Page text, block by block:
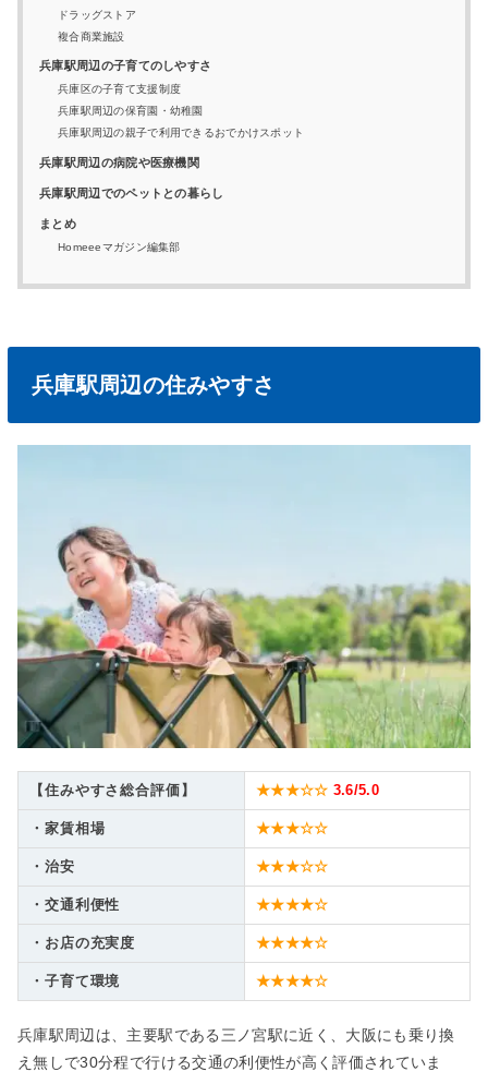
ドラッグストア
複合商業施設
兵庫駅周辺の子育てのしやすさ
兵庫区の子育て支援制度
兵庫駅周辺の保育園・幼稚園
兵庫駅周辺の親子で利用できるおでかけスポット
兵庫駅周辺の病院や医療機関
兵庫駅周辺でのペットとの暮らし
まとめ
Homeeeマガジン編集部
兵庫駅周辺の住みやすさ
【住みやすさ総合評価】 ★★★☆☆ 3.6/5.0
・家賃相場 ★★★☆☆
・治安 ★★★☆☆
・交通利便性 ★★★★☆
・お店の充実度 ★★★★☆
・子育て環境 ★★★★☆
兵庫駅周辺は、主要駅である三ノ宮駅に近く、大阪にも乗り換
え無しで30分程で行ける交通の利便性が高く評価されていま